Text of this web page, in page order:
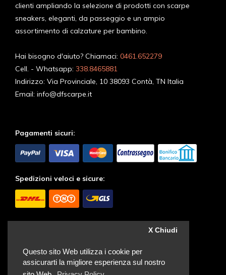
Questo sito Web utilizza i cookie per
assicurarti la migliore esperienza sul nostro
X Chiudi
clienti ampliando la selezione di prodotti con scarpe
sneakers, eleganti, da passeggio e un ampio
assortimento di calzature per bambino.
Hai bisogno d'aiuto? Chiamaci: 0461.652279
Cell. - Whatsapp: 338.8465881
Indirizzo: Via Provinciale, 10 38093 Contà, TN Italia
Email: info@dfscarpe.it
Pagamenti sicuri:
Spedizioni veloci e sicure:
Seguici sui Social: